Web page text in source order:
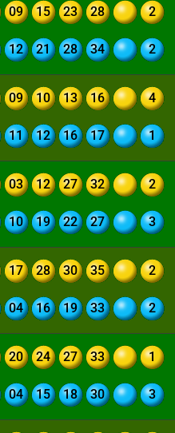
09 15 23 28 2
12 21 28 34 2
09 10 13 16 4
11 12 16 17 1
03 12 27 32 2
10 19 22 27 3
17 28 30 35 2
04 16 19 33 2
20 24 27 33 1
04 15 18 30 3